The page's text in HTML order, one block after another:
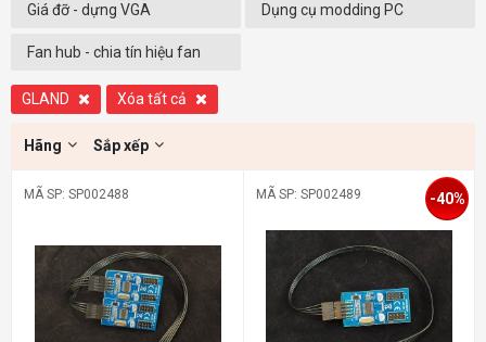
Giá đỡ - dựng VGA Dụng cụ modding PC
Fan hub - chia tín hiệu fan
GLAND Xóa tất cả
Hãng Sắp xếp
MÃ SP: SP002488 MÃ SP: SP002489 -40%